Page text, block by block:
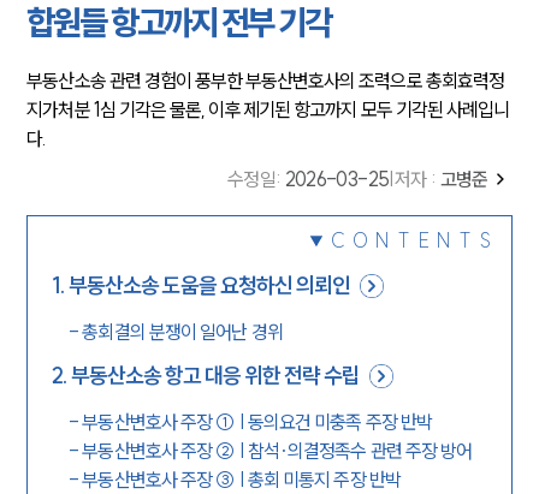
합원들 항고까지 전부 기각
부동산소송 관련 경험이 풍부한 부동산변호사의 조력으로 총회효력정
지가처분 1심 기각은 물론, 이후 제기된 항고까지 모두 기각된 사례입니
다.
수정일: 2026-03-25 저자 : 고병준
CONTENTS
1.부동산소송 도움을 요청하신 의뢰인
-총회결의 분쟁이 일어난 경위
2.부동산소송 항고 대응 위한 전략 수립
-부동산변호사 주장 ① | 동의요건 미충족 주장 반박
-부동산변호사 주장 ② | 참석·의결정족수 관련 주장 방어
-부동산변호사 주장 ③ | 총회 미통지 주장 반박